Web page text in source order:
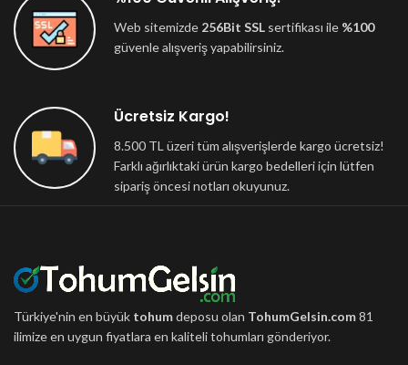
Web sitemizde 256Bit SSL sertifikası ile %100
güvenle alışveriş yapabilirsiniz.
Ücretsiz Kargo!
8.500 TL üzeri tüm alışverişlerde kargo ücretsiz!
Farklı ağırlıktaki ürün kargo bedelleri için lütfen
sipariş öncesi notları okuyunuz.
Türkiye'nin en büyük tohumdeposu olan TohumGelsin.com81
ilimize en uygun fiyatlara en kaliteli tohumları gönderiyor.